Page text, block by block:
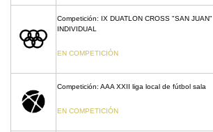
Competición: IX DUATLON CROSS "SAN JUAN"
INDIVIDUAL
EN COMPETICIÓN
Competición: AAA XXII liga local de fútbol sala
EN COMPETICIÓN